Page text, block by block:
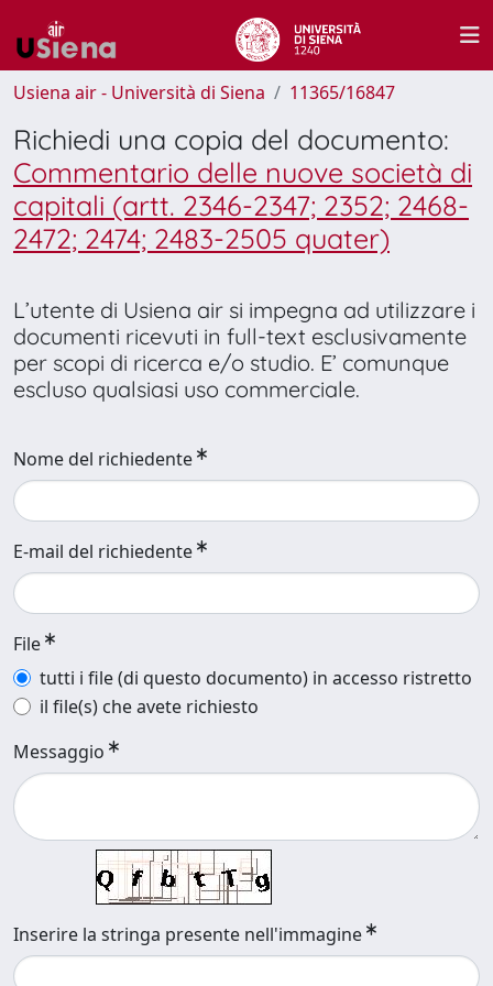
Usiena air - Università di Siena 11365/16847
Richiedi una copia del documento:
Commentario delle nuove società di
capitali (artt. 2346-2347; 2352; 2468-
2472; 2474; 2483-2505 quater)
L’utente di Usiena air si impegna ad utilizzare i
documenti ricevuti in full-text esclusivamente
per scopi di ricerca e/o studio. E’ comunque
escluso qualsiasi uso commerciale.
Nome del richiedente
E-mail del richiedente
File
tutti i file (di questo documento) in accesso ristretto
il file(s) che avete richiesto
Messaggio
Inserire la stringa presente nell'immagine